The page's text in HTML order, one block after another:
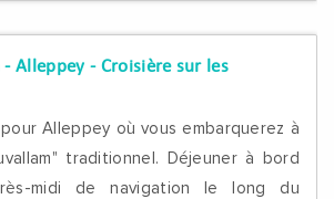
- Alleppey - Croisière sur les
Alleppey où vous embarquerez à
traditionnel. Déjeuner à bord
midi de navigation le long du